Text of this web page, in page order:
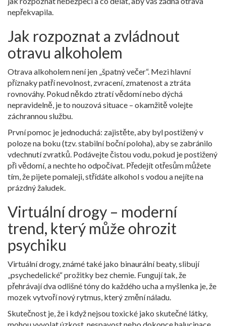
nepřekvapila.
Jak rozpoznat a zvládnout
otravu alkoholem
Otrava alkoholem není jen „špatný večer“. Mezi hlavní
příznaky patří nevolnost, zvracení, zmatenost a ztráta
rovnováhy. Pokud někdo ztratí vědomí nebo dýchá
nepravidelně, je to nouzová situace – okamžitě volejte
záchrannou službu.
První pomoc je jednoduchá: zajistěte, aby byl postižený v
poloze na boku (tzv. stabilní boční poloha), aby se zabránilo
vdechnutí zvratků. Podávejte čistou vodu, pokud je postižený
při vědomí, a nechte ho odpočívat. Předejít otřesům můžete
tím, že pijete pomaleji, střídáte alkohol s vodou a nejíte na
prázdný žaludek.
Virtuální drogy – moderní
trend, který může ohrozit
psychiku
Virtuální drogy, známé také jako binaurální beaty, slibují
„psychedelické“ prožitky bez chemie. Fungují tak, že
přehrávají dva odlišné tóny do každého ucha a myšlenka je, že
mozek vytvoří nový rytmus, který změní náladu.
Skutečnost je, že i když nejsou toxické jako skutečné látky,